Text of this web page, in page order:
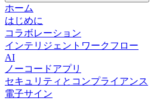
ホーム
はじめに
コラボレーション
インテリジェントワークフロー
AI
ノーコードアプリ
セキュリティとコンプライアンス
電子サイン